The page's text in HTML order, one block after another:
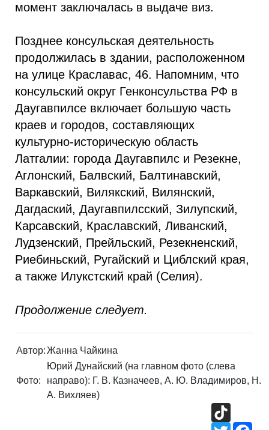
момент заключалась в выдаче виз.
Позднее консульская деятельность
продолжилась в здании, расположенном
на улице Краславас, 46. Напомним, что
консульский округ Генконсульства РФ в
Даугавпилсе включает большую часть
краев и городов, составляющих
культурно-историческую область
Латгалии: города Даугавпилс и Резекне,
Аглонский, Балвский, Балтинавский,
Варкавский, Вилякский, Вилянский,
Дагдаский, Даугавпилсский, Зилупский,
Карсавский, Краславский, Ливанский,
Лудзенский, Прейльский, Резекненский,
Риебиньский, Ругайский и Циблский края,
а также Илукстский край (Селия).
Продолжение следует.
Автор:Жанна Чайкина
Фото:
Юрий Дунайский (на главном фото (слева
направо): Г. В. Казначеев, А. Ю. Владимиров, Н.
А. Вихляев)
Twitter